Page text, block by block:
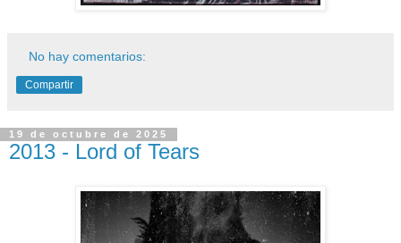
No hay comentarios:
Compartir
19 de octubre de 2025
2013 - Lord of Tears